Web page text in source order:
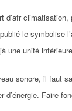
le symbolise
une unité
sonore, il faut
Faire